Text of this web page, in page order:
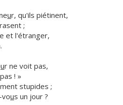
ur, qu'ils piétinent,
;
et l'étranger,
ur ne voit pas,
! »
stupides ;
vous un jour ?